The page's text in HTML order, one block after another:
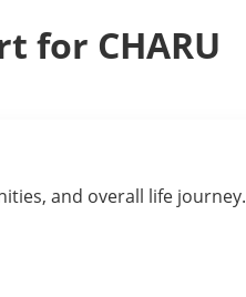
for CHARU
and overall life journey.